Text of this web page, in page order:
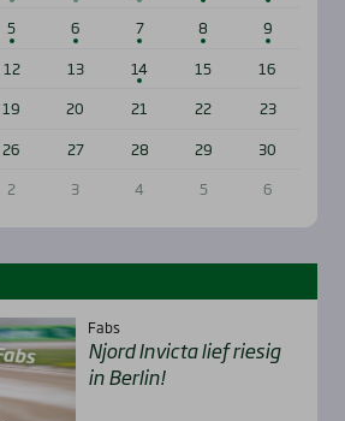
5 6 7 8
9
12 13 14 15
16
19 20 21 22
23
26 27 28 29
30
2 3 4 5 6
Fabs
Njord Invic­ta lief rie­sig
in Ber­lin!